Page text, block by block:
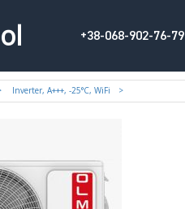
+38-068-902-76-79
Inverter, A+++, -25°С, WiFi